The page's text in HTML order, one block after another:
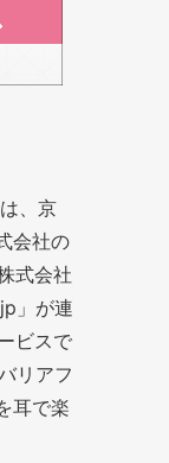
、京
会社の
式会社
」が連
ビスで
リアフ
耳で楽